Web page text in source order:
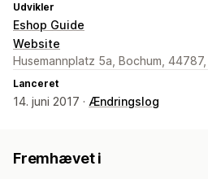
Udvikler
Eshop Guide
Website
Husemannplatz 5a, Bochum, 44787,
Lanceret
14. juni 2017 · Ændringslog
Fremhævet i